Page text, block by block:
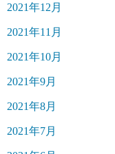
2021年12月
2021年11月
2021年10月
2021年9月
2021年8月
2021年7月